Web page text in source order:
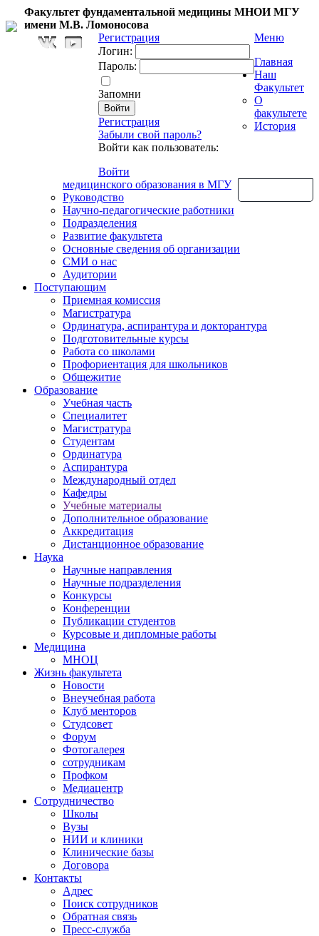
Факультет фундаментальной медицины МНОИ МГУ
имени М.В. Ломоносова
Регистрация
Логин:
Пароль:
Запомни
Регистрация
Забыли свой пароль?
Войти как пользователь:
Войти
Меню
Главная
Наш
Факультет
О
факультете
История
медицинского образования в МГУ
Руководство
Научно-педагогические работники
Подразделения
Развитие факультета
Основные сведения об организации
СМИ о нас
Аудитории
Поступающим
Приемная комиссия
Магистратура
Ординатура, аспирантура и докторантура
Подготовительные курсы
Работа со школами
Профориентация для школьников
Общежитие
Образование
Учебная часть
Специалитет
Магистратура
Студентам
Ординатура
Аспирантура
Международный отдел
Кафедры
Учебные материалы
Дополнительное образование
Аккредитация
Дистанционное образование
Наука
Научные направления
Научные подразделения
Конкурсы
Конференции
Публикации студентов
Курсовые и дипломные работы
Медицина
МНОЦ
Жизнь факультета
Новости
Внеучебная работа
Клуб менторов
Студсовет
Форум
Фотогалерея
сотрудникам
Профком
Медиацентр
Сотрудничество
Школы
Вузы
НИИ и клиники
Клинические базы
Договора
Контакты
Адрес
Поиск сотрудников
Обратная связь
Пресс-служба